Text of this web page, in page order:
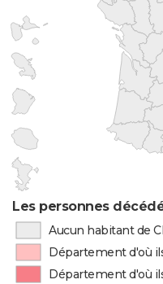
Les personnes
Aucun habitant de
Département d'où
Département d'où